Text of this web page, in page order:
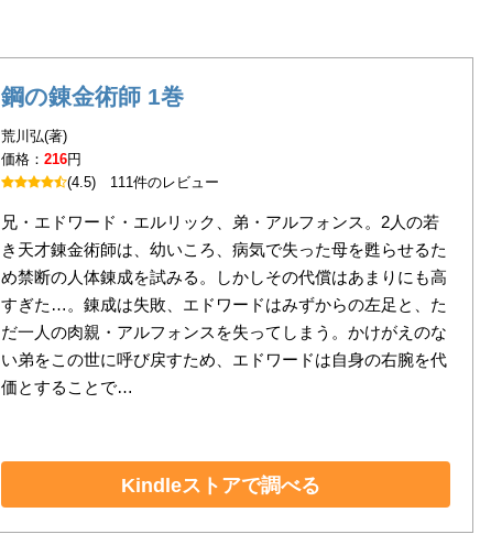
鋼の錬金術師 1巻
荒川弘(著)
価格：216円
(4.5) 111件のレビュー
兄・エドワード・エルリック、弟・アルフォンス。2人の若
き天才錬金術師は、幼いころ、病気で失った母を甦らせるた
め禁断の人体錬成を試みる。しかしその代償はあまりにも高
すぎた…。錬成は失敗、エドワードはみずからの左足と、た
だ一人の肉親・アルフォンスを失ってしまう。かけがえのな
い弟をこの世に呼び戻すため、エドワードは自身の右腕を代
価とすることで…
Kindleストアで調べる